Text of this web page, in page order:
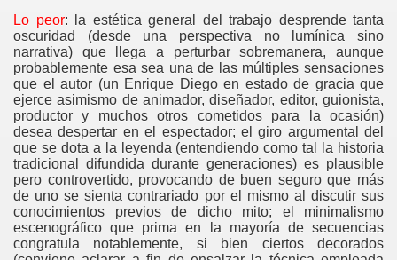
Lo peor: la estética general del trabajo desprende tanta
oscuridad (desde una perspectiva no lumínica sino
narrativa) que llega a perturbar sobremanera, aunque
probablemente esa sea una de las múltiples sensaciones
que el autor (un Enrique Diego en estado de gracia que
ejerce asimismo de animador, diseñador, editor, guionista,
productor y muchos otros cometidos para la ocasión)
desea despertar en el espectador; el giro argumental del
que se dota a la leyenda (entendiendo como tal la historia
tradicional difundida durante generaciones) es plausible
pero controvertido, provocando de buen seguro que más
de uno se sienta contrariado por el mismo al discutir sus
conocimientos previos de dicho mito; el minimalismo
escenográfico que prima en la mayoría de secuencias
congratula notablemente, si bien ciertos decorados